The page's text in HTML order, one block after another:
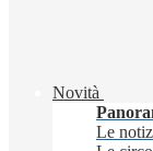
Novità
Le